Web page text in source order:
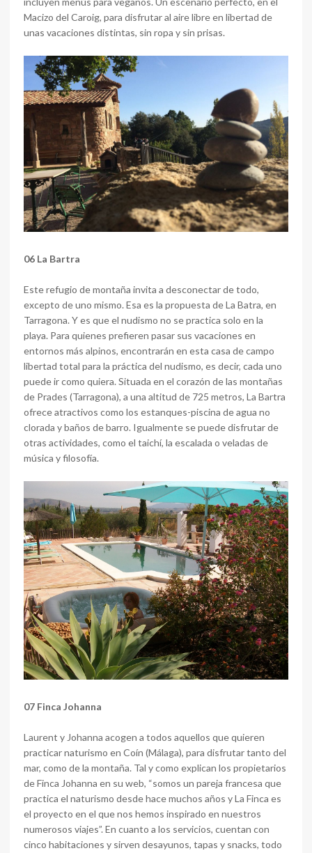
Macizo del Caroig, para disfrutar al aire libre en libertad de
unas vacaciones distintas, sin ropa y sin prisas.
06 La Bartra
Este refugio de montaña invita a desconectar de todo,
excepto de uno mismo. Esa es la propuesta de La Batra, en
Tarragona. Y es que el nudismo no se practica solo en la
playa. Para quienes prefieren pasar sus vacaciones en
entornos más alpinos, encontrarán en esta casa de campo
libertad total para la práctica del nudismo, es decir, cada uno
puede ir como quiera. Situada en el corazón de las montañas
de Prades (Tarragona), a una altitud de 725 metros, La Bartra
ofrece atractivos como los estanques-piscina de agua no
clorada y baños de barro. Igualmente se puede disfrutar de
otras actividades, como el taichí, la escalada o veladas de
música y filosofía.
07 Finca Johanna
Laurent y Johanna acogen a todos aquellos que quieren
practicar naturismo en Coín (Málaga), para disfrutar tanto del
mar, como de la montaña. Tal y como explican los propietarios
de Finca Johanna en su web, “somos un pareja francesa que
practica el naturismo desde hace muchos años y La Finca es
el proyecto en el que nos hemos inspirado en nuestros
numerosos viajes”. En cuanto a los servicios, cuentan con
cinco habitaciones y sirven desayunos, tapas y snacks, todo